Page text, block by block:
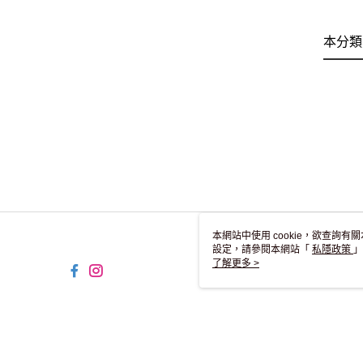
本分
本網站中使用 cookie，欲查詢有
設定，請參閱本網站「 私隱政策
用 cookie。
了解更多 >